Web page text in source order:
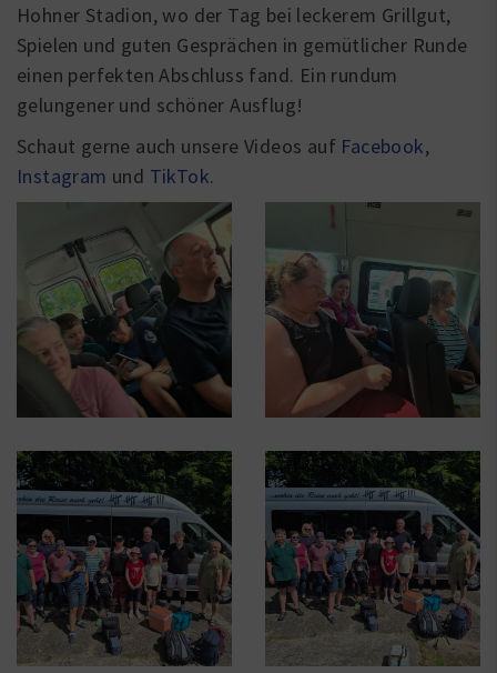
Hohner Stadion, wo der Tag bei leckerem Grillgut,
Spielen und guten Gesprächen in gemütlicher Runde
einen perfekten Abschluss fand. Ein rundum
gelungener und schöner Ausflug!
Schaut gerne auch unsere Videos auf Facebook,
Instagram und TikTok.